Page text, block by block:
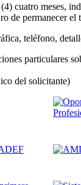
(4) cuatro meses,
de permanecer
teléfono,
particulares
del solicitante)